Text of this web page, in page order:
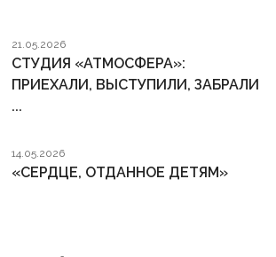
21.05.2026
СТУДИЯ «АТМОСФЕРА»:
ПРИЕХАЛИ, ВЫСТУПИЛИ, ЗАБРАЛИ
...
14.05.2026
«СЕРДЦЕ, ОТДАННОЕ ДЕТЯМ»